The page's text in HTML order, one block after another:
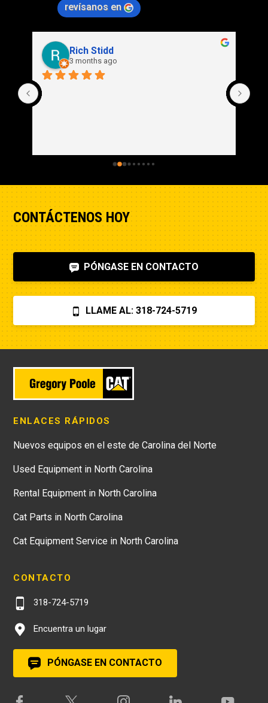
revísanos en
Rich Stidd
3 months ago
CONTÁCTENOS HOY
PÓNGASE EN CONTACTO
LLAME AL: 318-724-5719
ENLACES RÁPIDOS
Nuevos equipos en el este de Carolina del Norte
Used Equipment in North Carolina
Rental Equipment in North Carolina
Cat Parts in North Carolina
Cat Equipment Service in North Carolina
CONTACTO
318-724-5719
Encuentra un lugar
PÓNGASE EN CONTACTO